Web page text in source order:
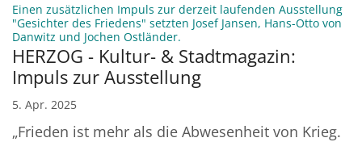
Einen zusätzlichen Impuls zur derzeit laufenden Ausstellung
"Gesichter des Friedens" setzten Josef Jansen, Hans-Otto von
Danwitz und Jochen Ostländer.
HERZOG - Kultur- & Stadtmagazin:
Impuls zur Ausstellung
5. Apr. 2025
„Frieden ist mehr als die Abwesenheit von Krieg.